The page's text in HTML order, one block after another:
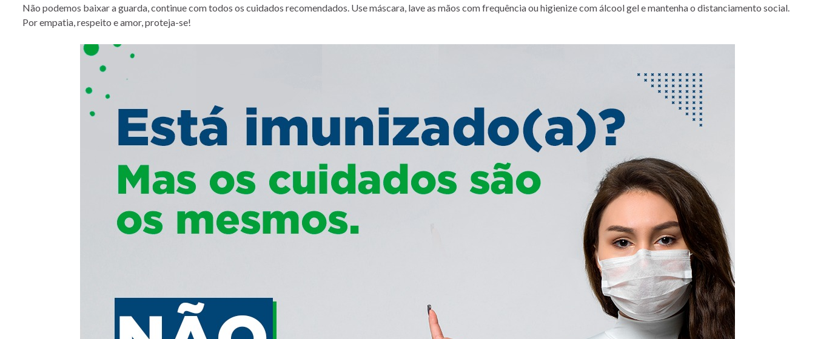
Não podemos baixar a guarda, continue com todos os cuidados recomendados. Use máscara, lave as mãos com frequência ou higienize com álcool gel e mantenha o distanciamento social.
Por empatia, respeito e amor, proteja-se!